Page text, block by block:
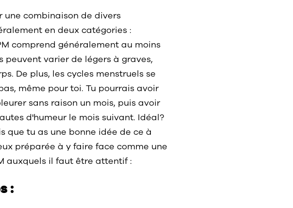
une combinaison de divers
en deux catégories :
comprend généralement au moins
peuvent varier de légers à graves,
De plus, les cycles menstruels se
même pour toi. Tu pourrais avoir
sans raison un mois, puis avoir
d'humeur le mois suivant. Idéal?
que tu as une bonne idée de ce à
préparée à y faire face comme une
auxquels il faut être attentif :
: